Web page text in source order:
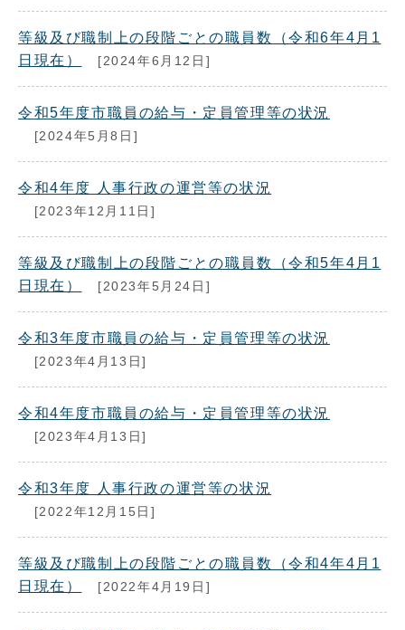
等級及び職制上の段階ごとの職員数（令和6年4月1
日現在）
[2024年6月12日]
令和5年度市職員の給与・定員管理等の状況
[2024年5月8日]
令和4年度 人事行政の運営等の状況
[2023年12月11日]
等級及び職制上の段階ごとの職員数（令和5年4月1
日現在）
[2023年5月24日]
令和3年度市職員の給与・定員管理等の状況
[2023年4月13日]
令和4年度市職員の給与・定員管理等の状況
[2023年4月13日]
令和3年度 人事行政の運営等の状況
[2022年12月15日]
等級及び職制上の段階ごとの職員数（令和4年4月1
日現在）
[2022年4月19日]